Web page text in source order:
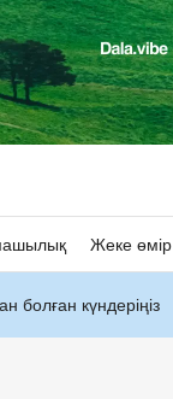
Жеке өмір
болған күндеріңіз